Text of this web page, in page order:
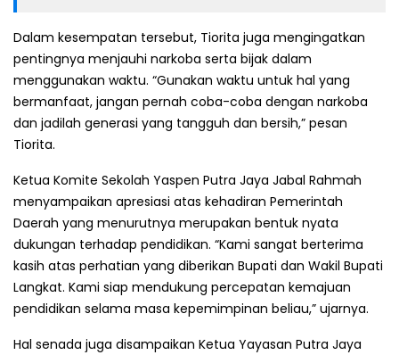
Dalam kesempatan tersebut, Tiorita juga mengingatkan
pentingnya menjauhi narkoba serta bijak dalam
menggunakan waktu. “Gunakan waktu untuk hal yang
bermanfaat, jangan pernah coba-coba dengan narkoba
dan jadilah generasi yang tangguh dan bersih,” pesan
Tiorita.
Ketua Komite Sekolah Yaspen Putra Jaya Jabal Rahmah
menyampaikan apresiasi atas kehadiran Pemerintah
Daerah yang menurutnya merupakan bentuk nyata
dukungan terhadap pendidikan. “Kami sangat berterima
kasih atas perhatian yang diberikan Bupati dan Wakil Bupati
Langkat. Kami siap mendukung percepatan kemajuan
pendidikan selama masa kepemimpinan beliau,” ujarnya.
Hal senada juga disampaikan Ketua Yayasan Putra Jaya